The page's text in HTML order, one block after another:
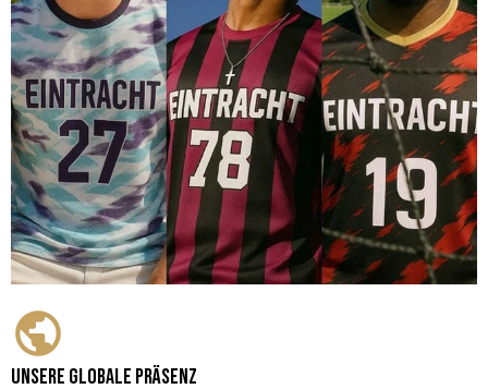
Unsere globale Präsenz